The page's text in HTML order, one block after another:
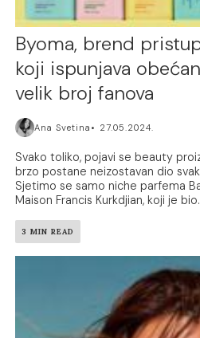
Byoma, brend
koji ispunjava
velik broj fanova
Ana Svetina 27.05.2024.
Svako toliko, pojavi se beauty
brzo postane neizostavan dio
Sjetimo se samo niche parfema
Maison Francis Kurkdjian, koji je
3 MIN READ